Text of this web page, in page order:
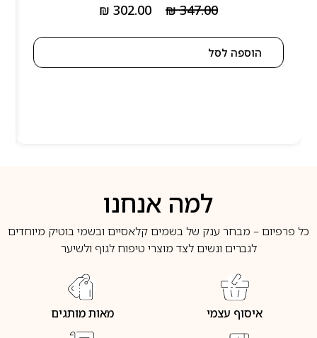
₪347.00
₪ 302.00
הוספה לסל
למה אנחנו
כל פרפיום – מבחר ענק של בשמים קלאסיים ובשמי בוטיק מיוחדים
לגברים ונשים לצד מוצרי טיפוח לגוף ולשיער
איסוף עצמי מאות מותגים